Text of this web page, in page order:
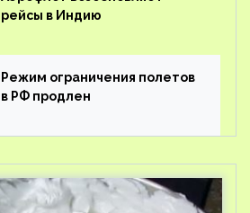
рейсы в Индию
Режим ограничения полетов
в РФ продлен